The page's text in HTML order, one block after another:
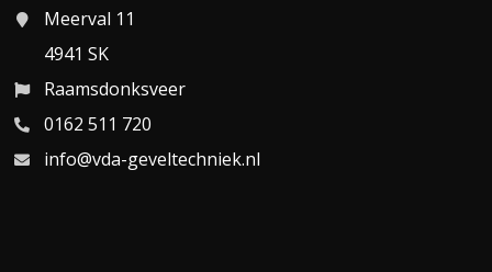
Meerval 11
4941 SK
Raamsdonksveer
0162 511 720
info@vda-geveltechniek.nl